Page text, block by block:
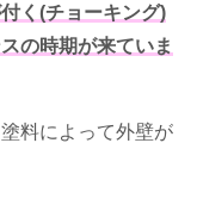
く(チョーキング)
の時期が来ていま
料によって外壁が